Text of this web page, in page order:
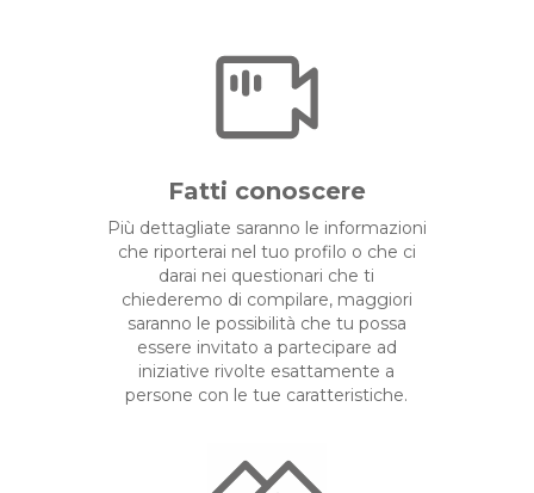
Fatti conoscere
Più dettagliate saranno le informazioni
che riporterai nel tuo profilo o che ci
darai nei questionari che ti
chiederemo di compilare, maggiori
saranno le possibilità che tu possa
essere invitato a partecipare ad
iniziative rivolte esattamente a
persone con le tue caratteristiche.